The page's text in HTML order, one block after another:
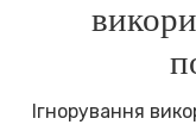
Ігнорування